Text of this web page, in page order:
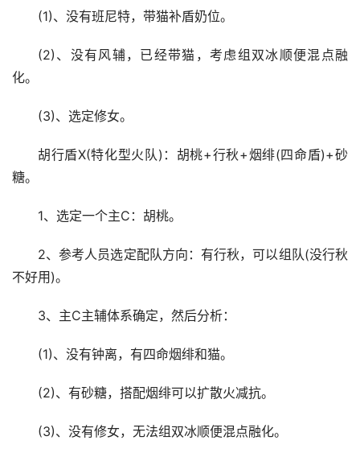
(1)、没有班尼特，带猫补盾奶位。
(2)、没有风辅，已经带猫，考虑组双冰顺便混点融
化。
(3)、选定修女。
胡行盾X(特化型火队)：胡桃+行秋+烟绯(四命盾)+砂
糖。
1、选定一个主C：胡桃。
2、参考人员选定配队方向：有行秋，可以组队(没行秋
不好用)。
3、主C主辅体系确定，然后分析：
(1)、没有钟离，有四命烟绯和猫。
(2)、有砂糖，搭配烟绯可以扩散火减抗。
(3)、没有修女，无法组双冰顺便混点融化。